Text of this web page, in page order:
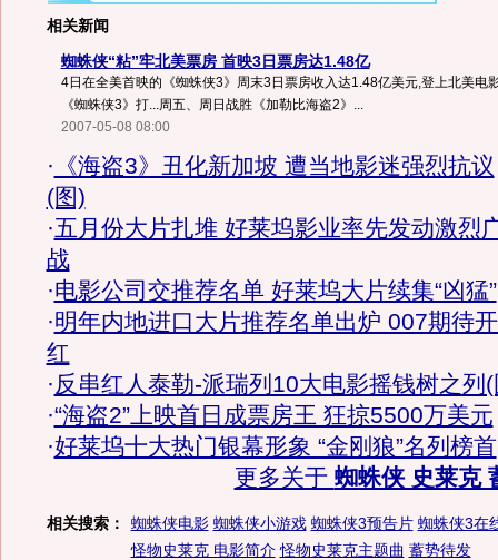
相关新闻
蜘蛛侠“粘”牢北美票房 首映3日票房达1.48亿
4日在全美首映的《蜘蛛侠3》周末3日票房收入达1.48亿美元,登上北美电
《蜘蛛侠3》打...周五、周日战胜《加勒比海盗2》...
2007-05-08 08:00
· 《海盗3》丑化新加坡 遭当地影迷强烈抗议
(图)
·五月份大片扎堆 好莱坞影业率先发动激烈
战
·电影公司交推荐名单 好莱坞大片续集“凶猛”
·明年内地进口大片推荐名单出炉 007期待
红
·反串红人泰勒-派瑞列10大电影摇钱树之列
·“海盗2”上映首日成票房王 狂掠5500万美元
·好莱坞十大热门银幕形象 “金刚狼”名列榜首
更多关于 蜘蛛侠 史莱克
相关搜索： 蜘蛛侠电影 蜘蛛侠小游戏 蜘蛛侠3预告片 蜘蛛侠3在
怪物史莱克 电影简介 怪物史莱克主题曲 蓄势待发